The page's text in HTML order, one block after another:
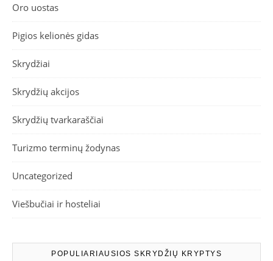
Oro uostas
Pigios kelionės gidas
Skrydžiai
Skrydžių akcijos
Skrydžių tvarkaraščiai
Turizmo terminų žodynas
Uncategorized
Viešbučiai ir hosteliai
POPULIARIAUSIOS SKRYDŽIŲ KRYPTYS